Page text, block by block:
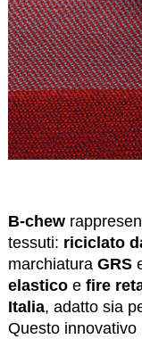
B-chew
tessuti: riciclato
marchiatura GRS
elasticoe fire
Italia, adatto sia
Questo